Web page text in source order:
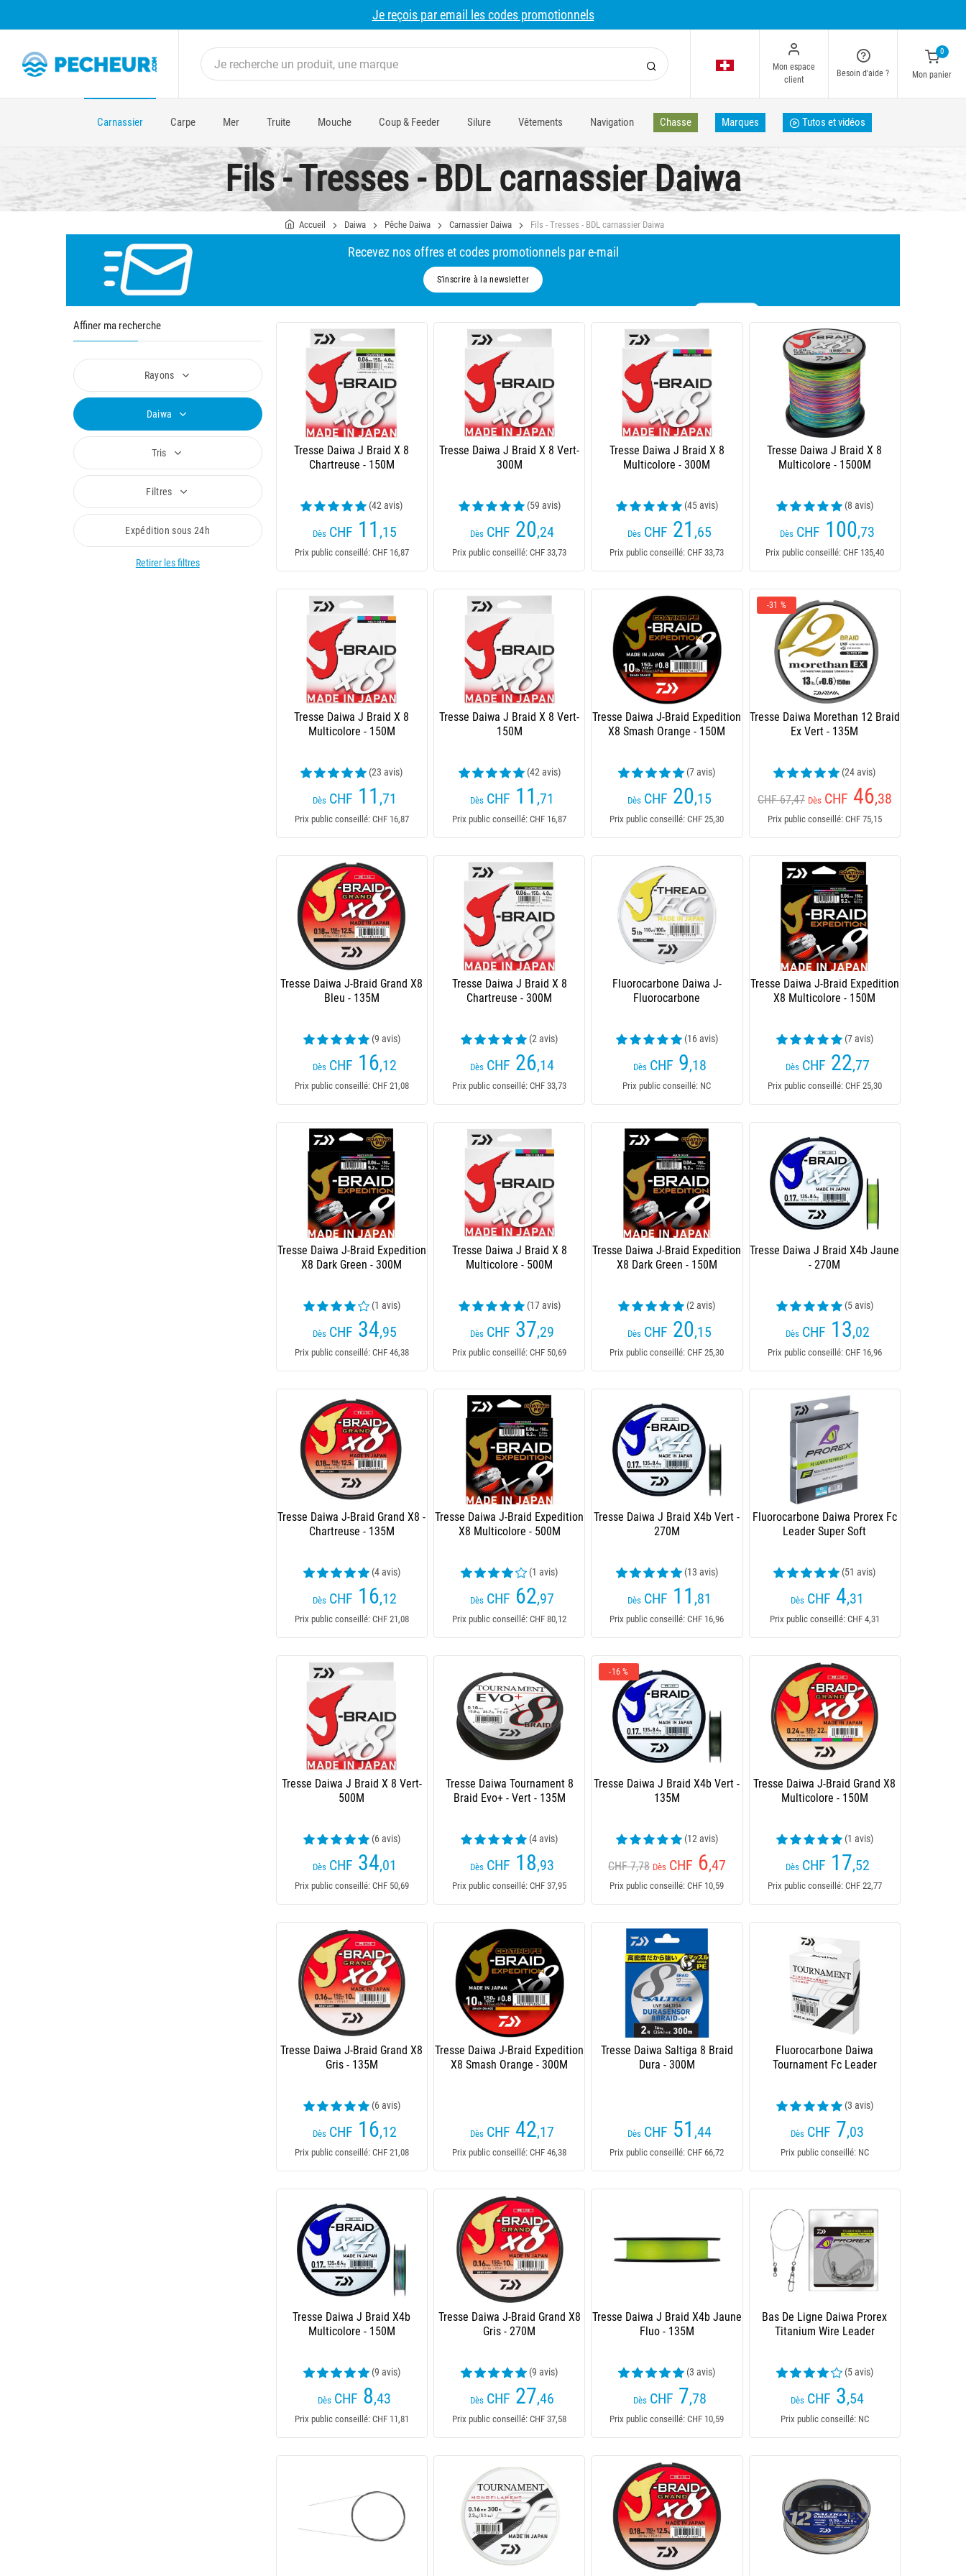
Je reçois par email les codes promotionnels
Mon espace
client
Besoin d'aide ?
0
Mon panier
Carnassier Carpe Mer Truite Mouche Coup & Feeder Silure Vêtements Navigation Chasse Marques Tutos et vidéos
Fils - Tresses - BDL carnassier Daiwa
Accueil Daiwa Pêche Daiwa Carnassier Daiwa Fils - Tresses - BDL carnassier Daiwa
Recevez nos offres et codes promotionnels par e-mail
S’inscrire à la newsletter
Affiner ma recherche
Rayons
Daiwa
Tris
Filtres
Expédition sous 24h
Retirer les filtres
Tresse Daiwa J Braid X 8
Chartreuse - 150M
(42 avis)
Dès CHF 11 ,15
Prix public conseillé: CHF 16,87
Tresse Daiwa J Braid X 8 Vert-
300M
(59 avis)
Dès CHF 20,24
Prix public conseillé: CHF 33,73
Tresse Daiwa J Braid X 8
Multicolore - 300M
(45 avis)
Dès CHF 21 ,65
Prix public conseillé: CHF 33,73
Tresse Daiwa J Braid X 8
Multicolore - 1500M
(8 avis)
Dès CHF 100,73
Prix public conseillé: CHF 135,40
Tresse Daiwa J Braid X 8
Multicolore - 150M
(23 avis)
Dès CHF 11 ,71
Prix public conseillé: CHF 16,87
Tresse Daiwa J Braid X 8 Vert-
150M
(42 avis)
Dès CHF 11 ,71
Prix public conseillé: CHF 16,87
Tresse Daiwa J-Braid Expedition
X8 Smash Orange - 150M
(7 avis)
Dès CHF 20,15
Prix public conseillé: CHF 25,30
-31 %
Tresse Daiwa Morethan 12 Braid
Ex Vert - 135M
(24 avis)
CHF 67,47 Dès CHF 46,38
Prix public conseillé: CHF 75,15
Tresse Daiwa J-Braid Grand X8
Bleu - 135M
(9 avis)
Dès CHF 16,12
Prix public conseillé: CHF 21,08
Tresse Daiwa J Braid X 8
Chartreuse - 300M
(2 avis)
Dès CHF 26,14
Prix public conseillé: CHF 33,73
Fluorocarbone Daiwa J-
Fluorocarbone
(16 avis)
Dès CHF 9,18
Prix public conseillé: NC
Tresse Daiwa J-Braid Expedition
X8 Multicolore - 150M
(7 avis)
Dès CHF 22,77
Prix public conseillé: CHF 25,30
Tresse Daiwa J-Braid Expedition
X8 Dark Green - 300M
(1 avis)
Dès CHF 34,95
Prix public conseillé: CHF 46,38
Tresse Daiwa J Braid X 8
Multicolore - 500M
(17 avis)
Dès CHF 37,29
Prix public conseillé: CHF 50,69
Tresse Daiwa J-Braid Expedition
X8 Dark Green - 150M
(2 avis)
Dès CHF 20,15
Prix public conseillé: CHF 25,30
Tresse Daiwa J Braid X4b Jaune
- 270M
(5 avis)
Dès CHF 13,02
Prix public conseillé: CHF 16,96
Tresse Daiwa J-Braid Grand X8 -
Chartreuse - 135M
(4 avis)
Dès CHF 16,12
Prix public conseillé: CHF 21,08
Tresse Daiwa J-Braid Expedition
X8 Multicolore - 500M
(1 avis)
Dès CHF 62,97
Prix public conseillé: CHF 80,12
Tresse Daiwa J Braid X4b Vert -
270M
(13 avis)
Dès CHF 11 ,81
Prix public conseillé: CHF 16,96
Fluorocarbone Daiwa Prorex Fc
Leader Super Soft
(51 avis)
Dès CHF 4,31
Prix public conseillé: CHF 4,31
Tresse Daiwa J Braid X 8 Vert-
500M
(6 avis)
Dès CHF 34,01
Prix public conseillé: CHF 50,69
Tresse Daiwa Tournament 8
Braid Evo+ - Vert - 135M
(4 avis)
Dès CHF 18,93
Prix public conseillé: CHF 37,95
-16 %
Tresse Daiwa J Braid X4b Vert -
135M
(12 avis)
CHF 7,78 Dès CHF 6,47
Prix public conseillé: CHF 10,59
Tresse Daiwa J-Braid Grand X8
Multicolore - 150M
(1 avis)
Dès CHF 17,52
Prix public conseillé: CHF 22,77
Tresse Daiwa J-Braid Grand X8
Gris - 135M
(6 avis)
Dès CHF 16,12
Prix public conseillé: CHF 21,08
Tresse Daiwa J-Braid Expedition
X8 Smash Orange - 300M
Dès CHF 42,17
Prix public conseillé: CHF 46,38
Tresse Daiwa Saltiga 8 Braid
Dura - 300M
Dès CHF 51 ,44
Prix public conseillé: CHF 66,72
Fluorocarbone Daiwa
Tournament Fc Leader
(3 avis)
Dès CHF 7,03
Prix public conseillé: NC
Tresse Daiwa J Braid X4b
Multicolore - 150M
(9 avis)
Dès CHF 8,43
Prix public conseillé: CHF 11,81
Tresse Daiwa J-Braid Grand X8
Gris - 270M
(9 avis)
Dès CHF 27,46
Prix public conseillé: CHF 37,58
Tresse Daiwa J Braid X4b Jaune
Fluo - 135M
(3 avis)
Dès CHF 7,78
Prix public conseillé: CHF 10,59
Bas De Ligne Daiwa Prorex
Titanium Wire Leader
(5 avis)
Dès CHF 3,54
Prix public conseillé: NC